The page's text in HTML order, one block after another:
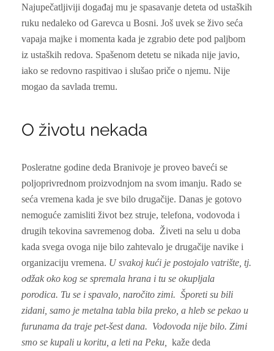
Najupečatljiviji događaj mu je spasavanje deteta od ustaških
ruku nedaleko od Garevca u Bosni. Još uvek se živo seća
vapaja majke i momenta kada je zgrabio dete pod paljbom
iz ustaških redova. Spašenom detetu se nikada nije javio,
iako se redovno raspitivao i slušao priče o njemu. Nije
mogao da savlada tremu.
O životu nekada
Posleratne godine deda Branivoje je proveo baveći se
poljoprivrednom proizvodnjom na svom imanju. Rado se
seća vremena kada je sve bilo drugačije. Danas je gotovo
nemoguće zamisliti život bez struje, telefona, vodovoda i
drugih tekovina savremenog doba. Živeti na selu u doba
kada svega ovoga nije bilo zahtevalo je drugačije navike i
organizaciju vremena. U svakoj kući je postojalo vatrište, tj.
odžak oko kog se spremala hrana i tu se okupljala
porodica. Tu se i spavalo, naročito zimi. Šporeti su bili
zidani, samo je metalna tabla bila preko, a hleb se pekao u
furunama da traje pet-šest dana. Vodovoda nije bilo. Zimi
smo se kupali u koritu, a leti na Peku,
kaže deda